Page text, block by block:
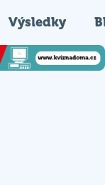
Výsledky